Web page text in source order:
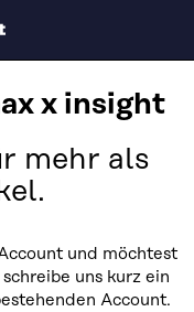
x insight
mehr als
und möchtest
uns kurz ein
Account.